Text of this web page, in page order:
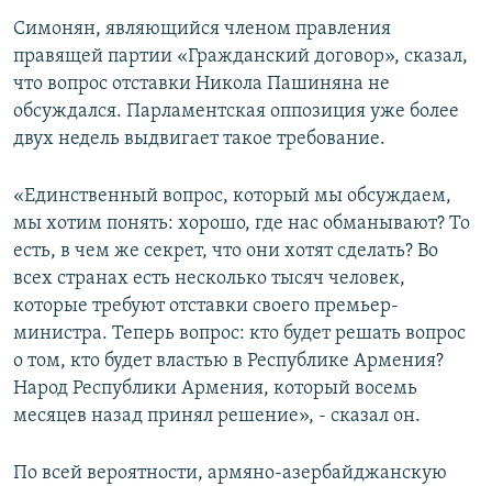
Симонян, являющийся членом правления
правящей партии «Гражданский договор», сказал,
что вопрос отставки Никола Пашиняна не
обсуждался. Парламентская оппозиция уже более
двух недель выдвигает такое требование.
«Единственный вопрос, который мы обсуждаем,
мы хотим понять: хорошо, где нас обманывают? То
есть, в чем же секрет, что они хотят сделать? Во
всех странах есть несколько тысяч человек,
которые требуют отставки своего премьер-
министра. Теперь вопрос: кто будет решать вопрос
о том, кто будет властью в Республике Армения?
Народ Республики Армения, который восемь
месяцев назад принял решение», - сказал он.
По всей вероятности, армяно-азербайджанскую